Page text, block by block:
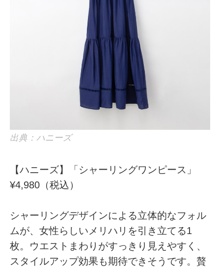
出典：ハニーズ
【ハニーズ】「シャーリングワンピース」
¥4,980（税込）
シャーリングデザインによる立体的なフォル
ムが、女性らしいメリハリを引き立てる1
枚。ウエストまわりがすっきり見えやすく、
スタイルアップ効果も期待できそうです。贅